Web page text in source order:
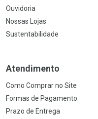
Ouvidoria
Nossas Lojas
Sustentabilidade
Atendimento
Como Comprar no Site
Formas de Pagamento
Prazo de Entrega